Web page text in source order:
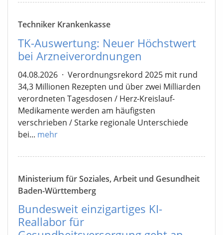
Techniker Krankenkasse
TK-Auswertung: Neuer Höchstwert
bei Arzneiverordnungen
04.08.2026 · Verordnungsrekord 2025 mit rund
34,3 Millionen Rezepten und über zwei Milliarden
verordneten Tagesdosen / Herz-Kreislauf-
Medikamente werden am häufigsten
verschrieben / Starke regionale Unterschiede
bei... mehr
Ministerium für Soziales, Arbeit und Gesundheit
Baden-Württemberg
Bundesweit einzigartiges KI-
Reallabor für